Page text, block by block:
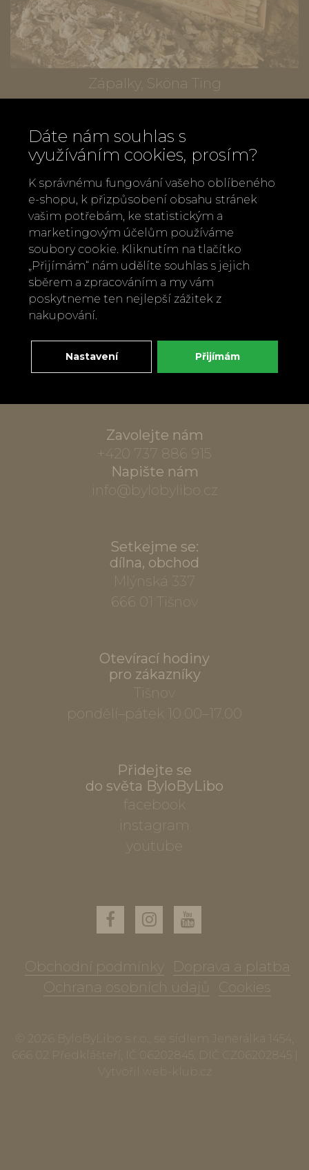
Zápalky, Sköna Ting
Zavolejte nám
+420 737 886 915
Napište nám
info@bylobylibo.cz
Setkejme se:
dílna, obchod
Mlýnská 337
666 01 Tišnov
Otevírací hodiny
pro zákazníky
Tišnov
pondělí–pátek 10.00–17.00
Přidejte se
do světa ByloByLibo
facebook
instagram
youtube
Obchodní podmínky
Doprava a platba
Ochrana osobních údajů
Cookies
© 2026 ByloByLibo s.r.o., se sídlem Jenerálka 1454,
666 02 Předklášteří, IČ 06202845, DIČ CZ06202845 |
Vytvořil
Dáte nám souhlas s
využíváním cookies, prosím?
K správnému fungování vašeho oblíbeného
e-shopu, k přizpůsobení obsahu stránek
vašim potřebám, ke statistickým a
marketingovým účelům používáme
soubory cookie. Kliknutím na tlačítko
„Přijímám“ nám udělíte souhlas s jejich
sběrem a zpracováním a my vám
poskytneme ten nejlepší zážitek z
nakupování.
Nastavení Přijímám